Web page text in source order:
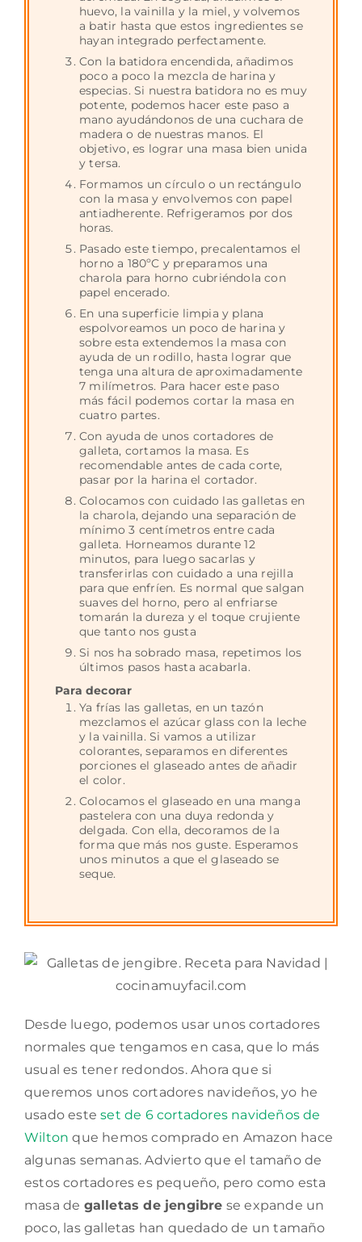
huevo, la vainilla y la miel, y volvemos
a batir hasta que estos ingredientes se
hayan integrado perfectamente.
Con la batidora encendida, añadimos
poco a poco la mezcla de harina y
especias. Si nuestra batidora no es muy
potente, podemos hacer este paso a
mano ayudándonos de una cuchara de
madera o de nuestras manos. El
objetivo, es lograr una masa bien unida
y tersa.
Formamos un círculo o un rectángulo
con la masa y envolvemos con papel
antiadherente. Refrigeramos por dos
horas.
Pasado este tiempo, precalentamos el
horno a 180ºC y preparamos una
charola para horno cubriéndola con
papel encerado.
En una superficie limpia y plana
espolvoreamos un poco de harina y
sobre esta extendemos la masa con
ayuda de un rodillo, hasta lograr que
tenga una altura de aproximadamente
7 milímetros. Para hacer este paso
más fácil podemos cortar la masa en
cuatro partes.
Con ayuda de unos cortadores de
galleta, cortamos la masa. Es
recomendable antes de cada corte,
pasar por la harina el cortador.
Colocamos con cuidado las galletas en
la charola, dejando una separación de
mínimo 3 centímetros entre cada
galleta. Horneamos durante 12
minutos, para luego sacarlas y
transferirlas con cuidado a una rejilla
para que enfríen. Es normal que salgan
suaves del horno, pero al enfriarse
tomarán la dureza y el toque crujiente
que tanto nos gusta
Si nos ha sobrado masa, repetimos los
últimos pasos hasta acabarla.
Para decorar
Ya frías las galletas, en un tazón
mezclamos el azúcar glass con la leche
y la vainilla. Si vamos a utilizar
colorantes, separamos en diferentes
porciones el glaseado antes de añadir
el color.
Colocamos el glaseado en una manga
pastelera con una duya redonda y
delgada. Con ella, decoramos de la
forma que más nos guste. Esperamos
unos minutos a que el glaseado se
seque.
Desde luego, podemos usar unos cortadores
normales que tengamos en casa, que lo más
usual es tener redondos. Ahora que si
queremos unos cortadores navideños, yo he
usado esteset de 6 cortadores navideños de
Wilton que hemos comprado en Amazon hace
algunas semanas. Advierto que el tamaño de
estos cortadores es pequeño, pero como esta
masa de galletas de jengibre se expande un
poco, las galletas han quedado de un tamaño